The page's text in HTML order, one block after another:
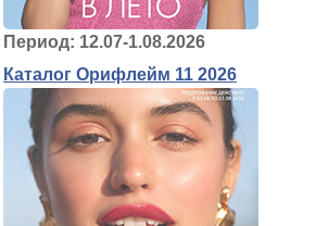
Период: 12.07-1.08.2026
Каталог Орифлейм 11 2026